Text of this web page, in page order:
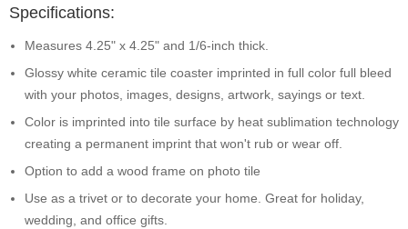
Specifications:
Measures 4.25" x 4.25" and 1/6-inch thick.
Glossy white ceramic tile coaster imprinted in full color full bleed
with your photos, images, designs, artwork, sayings or text.
Color is imprinted into tile surface by heat sublimation technology
creating a permanent imprint that won't rub or wear off.
Option to add a wood frame on photo tile
Use as a trivet or to decorate your home. Great for holiday,
wedding, and office gifts.